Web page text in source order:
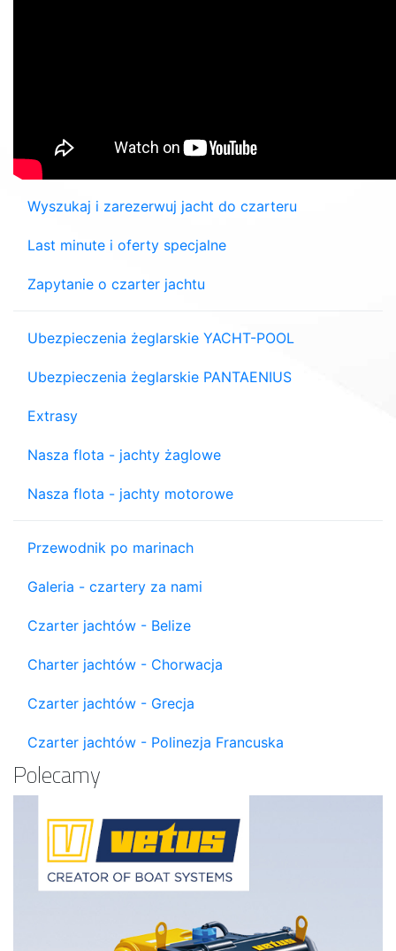
Wyszukaj i zarezerwuj jacht do czarteru
Last minute i oferty specjalne
Zapytanie o czarter jachtu
Ubezpieczenia żeglarskie YACHT-POOL
Ubezpieczenia żeglarskie PANTAENIUS
Extrasy
Nasza flota - jachty żaglowe
Nasza flota - jachty motorowe
Przewodnik po marinach
Galeria - czartery za nami
Czarter jachtów - Belize
Charter jachtów - Chorwacja
Czarter jachtów - Grecja
Czarter jachtów - Polinezja Francuska
Polecamy